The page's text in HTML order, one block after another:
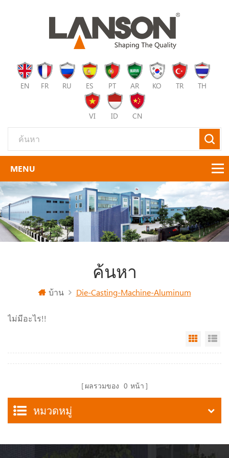
EN FR RU ES PT AR KO TR TH
VI ID CN
ค้นหา
บ้าน Die-Casting-Machine-Aluminum
ไม่มีอะไร!!
Grid
ผลรวมของ 0 หน้า
หมวดหมู่